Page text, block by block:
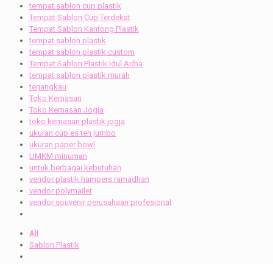
tempat sablon cup plastik
Tempat Sablon Cup Terdekat
Tempat Sablon Kantong Plastik
tempat sablon plastik
tempat sablon plastik custom
Tempat Sablon Plastik Idul Adha
tempat sablon plastik murah
terjangkau
Toko Kemasan
Toko Kemasan Jogja
toko kemasan plastik jogja
ukuran cup es teh jumbo
ukuran paper bowl
UMKM minuman
untuk berbagai kebutuhan
vendor plastik hampers ramadhan
vendor polymailer
vendor souvenir perusahaan profesional
All
Sablon Plastik